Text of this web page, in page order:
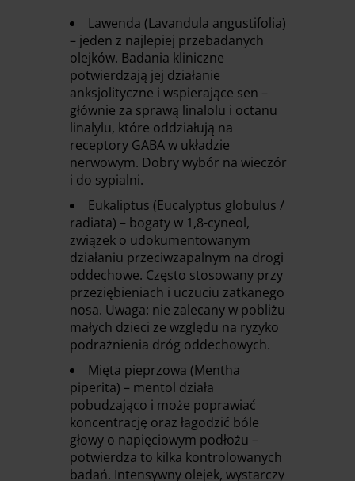
Lawenda (Lavandula angustifolia)
– jeden z najlepiej przebadanych
olejków. Badania kliniczne
potwierdzają jej działanie
anksjolityczne i wspierające sen –
głównie za sprawą linalolu i octanu
linalylu, które oddziałują na
receptory GABA w układzie
nerwowym. Dobry wybór na wieczór
i do sypialni.
Eukaliptus (Eucalyptus globulus /
radiata) – bogaty w 1,8-cyneol,
związek o udokumentowanym
działaniu przeciwzapalnym na drogi
oddechowe. Często stosowany przy
przeziębieniach i uczuciu zatkanego
nosa. Uwaga: nie zalecany w pobliżu
małych dzieci ze względu na ryzyko
podrażnienia dróg oddechowych.
Mięta pieprzowa (Mentha
piperita) – mentol działa
pobudzająco i może poprawiać
koncentrację oraz łagodzić bóle
głowy o napięciowym podłożu –
potwierdza to kilka kontrolowanych
badań. Intensywny olejek, wystarczy